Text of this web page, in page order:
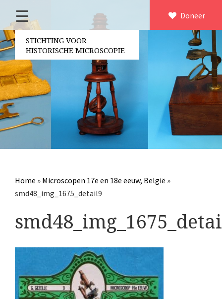
×
Home
Over ons
Contact
Bestuur
Vrijwilligers
Partners
Jaarverslagen
Microscopen
Overige optische instrumenten
Elektrische meetapparatuur
Boeken
Divers
Makers
Images
Doneer
☰
STICHTING VOOR
HISTORISCHE MICROSCOPIE
Home » Microscopen 17e en 18e eeuw, België »
smd48_img_1675_detail9